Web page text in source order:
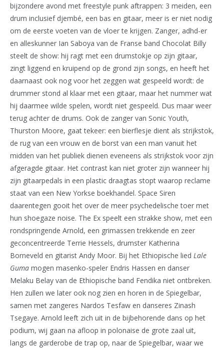
bijzondere avond met freestyle punk aftrappen: 3 meiden, een
drum inclusief djembé, een bas en gitaar, meer is er niet nodig
om de eerste voeten van de vloer te krijgen. Zanger, adhd-er
en alleskunner Ian Saboya van de Franse band Chocolat Billy
steelt de show: hij ragt met een drumstokje op zijn gitaar,
zingt liggend en kruipend op de grond zijn songs, en heeft het
daarnaast ook nog voor het zeggen wat gespeeld wordt: de
drummer stond al klaar met een gitaar, maar het nummer wat
hij daarmee wilde spelen, wordt niet gespeeld. Dus maar weer
terug achter de drums. Ook de zanger van Sonic Youth,
Thurston Moore, gaat tekeer: een bierflesje dient als strijkstok,
de rug van een vrouw en de borst van een man vanuit het
midden van het publiek dienen eveneens als strijkstok voor zijn
afgeragde gitaar. Het contrast kan niet groter zijn wanneer hij
zijn gitaarpedals in een plastic draagtas stopt waarop reclame
staat van een New Yorkse boekhandel. Space Siren
daarentegen gooit het over de meer psychedelische toer met
hun shoegaze noise. The Ex speelt een strakke show, met een
rondspringende Arnold, een grimassen trekkende en zeer
geconcentreerde Terrie Hessels, drumster Katherina
Borneveld en gitarist Andy Moor. Bij het Ethiopische lied Lale
Guma mogen masenko-speler Endris Hassen en danser
Melaku Belay van de Ethiopische band Fendika niet ontbreken.
Hen zullen we later ook nog zien en horen in de Spiegelbar,
samen met zangeres Nardos Tesfaw en danseres Zinash
Tsegaye. Arnold leeft zich uit in de bijbehorende dans op het
podium, wij gaan na afloop in polonaise de grote zaal uit,
langs de garderobe de trap op, naar de Spiegelbar, waar we